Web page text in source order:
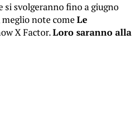
si svolgeranno fino a giugno
meglio note comeLe
X Factor.Loro saranno alla